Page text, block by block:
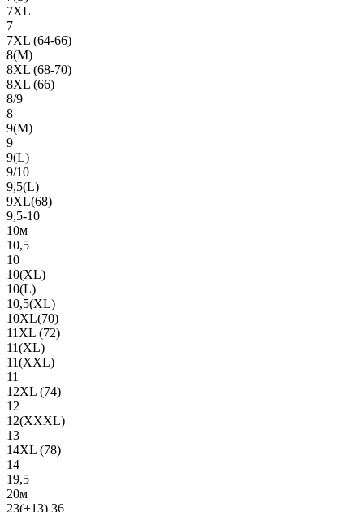
7XL
7
7XL (64-66)
8(М)
8XL (68-70)
8XL (66)
8/9
8
9(М)
9
9(L)
9/10
9,5(L)
9XL(68)
9,5-10
10м
10,5
10
10(XL)
10(L)
10,5(XL)
10XL(70)
11XL (72)
11(XL)
11(XXL)
11
12XL (74)
12
12(ХХХL)
13
14XL (78)
14
19,5
20м
23(+13) 36